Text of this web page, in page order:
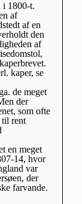
i 1800-t.
af
af en
den
af
kaper, se
de meget
der
som ofte
til rent
en meget
14, hvor
var
der
farvande.